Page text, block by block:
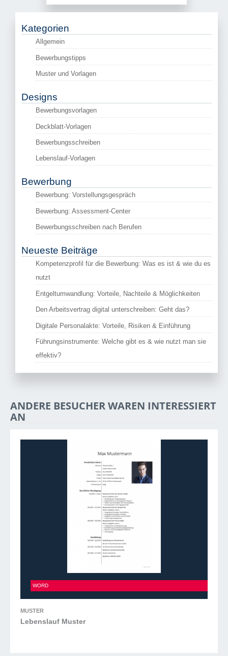
Kategorien
Allgemein
Bewerbungstipps
Muster und Vorlagen
Designs
Bewerbungsvorlagen
Deckblatt-Vorlagen
Bewerbungsschreiben
Lebenslauf-Vorlagen
Bewerbung
Bewerbung: Vorstellungsgespräch
Bewerbung: Assessment-Center
Bewerbungsschreiben nach Berufen
Neueste Beiträge
Kompetenzprofil für die Bewerbung: Was es ist & wie du es
nutzt
Entgeltumwandlung: Vorteile, Nachteile & Möglichkeiten
Den Arbeitsvertrag digital unterschreiben: Geht das?
Digitale Personalakte: Vorteile, Risiken & Einführung
Führungsinstrumente: Welche gibt es & wie nutzt man sie
effektiv?
ANDERE BESUCHER WAREN INTERESSIERT
AN
Lebenslauf Muster